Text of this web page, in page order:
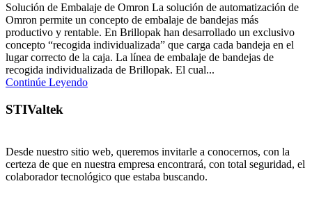
Solución de Embalaje de Omron La solución de automatización de
Omron permite un concepto de embalaje de bandejas más
productivo y rentable. En Brillopak han desarrollado un exclusivo
concepto “recogida individualizada” que carga cada bandeja en el
lugar correcto de la caja. La línea de embalaje de bandejas de
recogida individualizada de Brillopak. El cual...
Continúe Leyendo
STIValtek
Desde nuestro sitio web, queremos invitarle a conocernos, con la
certeza de que en nuestra empresa encontrará, con total seguridad, el
colaborador tecnológico que estaba buscando.